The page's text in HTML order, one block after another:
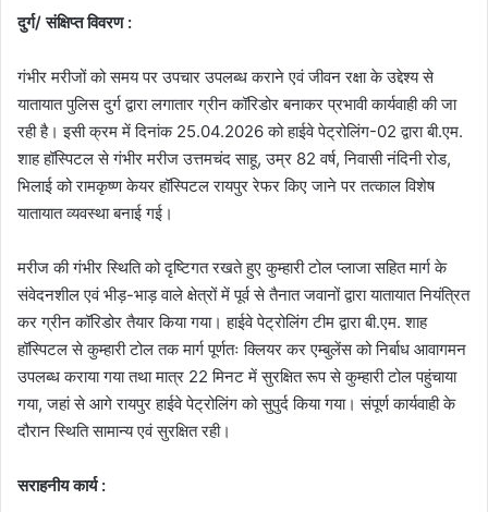
दुर्ग/ संक्षिप्त विवरण :
गंभीर मरीजों को समय पर उपचार उपलब्ध कराने एवं जीवन रक्षा के उद्देश्य से
यातायात पुलिस दुर्ग द्वारा लगातार ग्रीन कॉरिडोर बनाकर प्रभावी कार्यवाही की जा
रही है। इसी क्रम में दिनांक 25.04.2026 को हाईवे पेट्रोलिंग-02 द्वारा बी.एम.
शाह हॉस्पिटल से गंभीर मरीज उत्तमचंद साहू, उम्र 82 वर्ष, निवासी नंदिनी रोड,
भिलाई को रामकृष्ण केयर हॉस्पिटल रायपुर रेफर किए जाने पर तत्काल विशेष
यातायात व्यवस्था बनाई गई।
मरीज की गंभीर स्थिति को दृष्टिगत रखते हुए कुम्हारी टोल प्लाजा सहित मार्ग के
संवेदनशील एवं भीड़-भाड़ वाले क्षेत्रों में पूर्व से तैनात जवानों द्वारा यातायात नियंत्रित
कर ग्रीन कॉरिडोर तैयार किया गया। हाईवे पेट्रोलिंग टीम द्वारा बी.एम. शाह
हॉस्पिटल से कुम्हारी टोल तक मार्ग पूर्णतः क्लियर कर एम्बुलेंस को निर्बाध आवागमन
उपलब्ध कराया गया तथा मात्र 22 मिनट में सुरक्षित रूप से कुम्हारी टोल पहुंचाया
गया, जहां से आगे रायपुर हाईवे पेट्रोलिंग को सुपुर्द किया गया। संपूर्ण कार्यवाही के
दौरान स्थिति सामान्य एवं सुरक्षित रही।
सराहनीय कार्य :